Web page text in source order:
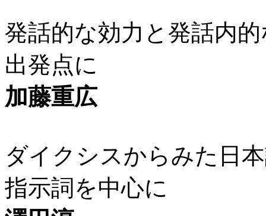
発話的な効力と発話内
出発点に
加藤重広
ダイクシスからみた日
指示詞を中心に